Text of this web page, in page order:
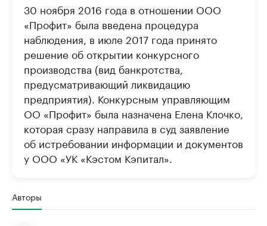
30 ноября 2016 года в отношении ООО
«Профит» была введена процедура
наблюдения, в июле 2017 года принято
решение об открытии конкурсного
производства (вид банкротства,
предусматривающий ликвидацию
предприятия). Конкурсным управляющим
ОО «Профит» была назначена Елена Клочко,
которая сразу направила в суд заявление
об истребовании информации и документов
у ООО «УК «Кэстом Кэпитал».
Авторы